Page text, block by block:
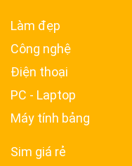
Làm đẹp
Công nghệ
Điện thoại
PC - Laptop
Máy tính bảng
Sim giá rẻ